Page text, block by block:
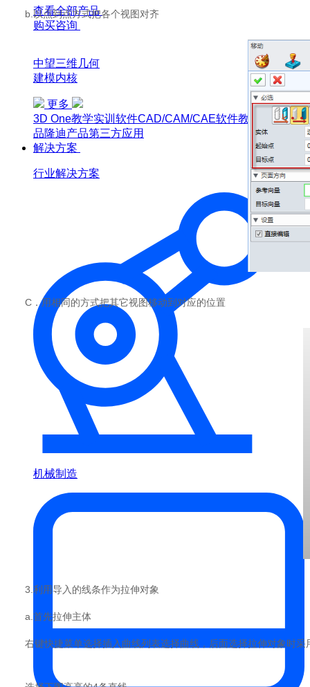
查看全部产品
购买咨询
中望三维几何
建模内核
更多
3D One教学实训软件CAD/CAM/CAE软件教育版
博超产
品隆迪产品第三方应用
解决方案
行业解决方案
机械制造
b.以点到点方式把各个视图对齐
C．用相同的方式把其它视图移动到对应的位置
3.利用导入的线条作为拉伸对象
a.首先拉伸主体
右键快捷菜单选择插入曲线列表选择曲线，后面选择拉伸对象时采